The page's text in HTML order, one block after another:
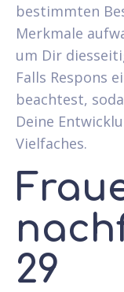
bestimmten
Merkmale
um Dir
Falls Respons
beachtest,
Deine
Vielfaches.
29